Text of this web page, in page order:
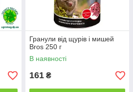
Гранули від щурів і мишей
Bros 250 г
В наявності
161 ₴